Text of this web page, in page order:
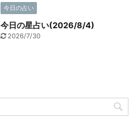
今日の占い
今日の星占い(2026/8/4)
2026/7/30